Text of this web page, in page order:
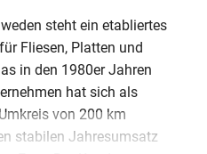
steht ein etabliertes
Fliesen, Platten und
in den 1980er Jahren
hat sich als
von 200 km
stabilen Jahresumsatz